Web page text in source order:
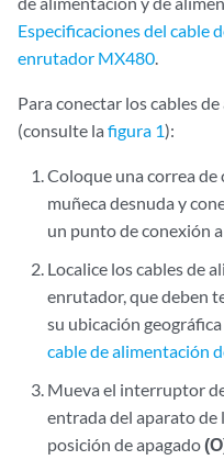
Especificaciones del cable
enrutador MX480
Para conectar los cables
(consulte la figura 1):
Coloque una correa de
muñeca desnuda y
un punto de conexión a
Localice los cables de
enrutador, que deben
su ubicación
cable de alimentación
Mueva el interruptor
entrada del aparato de
posición de apagado